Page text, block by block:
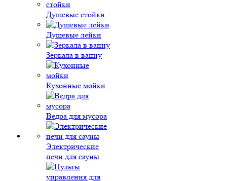
Душевые стойки
Душевые лейки
Зеркала в ванну
Кухонные мойки
Ведра для мусора
Электрические
печи для сауны